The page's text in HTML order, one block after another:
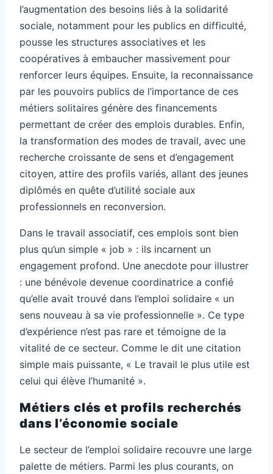
l’augmentation des besoins liés à la solidarité
sociale, notamment pour les publics en difficulté,
pousse les structures associatives et les
coopératives à embaucher massivement pour
renforcer leurs équipes. Ensuite, la reconnaissance
par les pouvoirs publics de l’importance de ces
métiers solitaires génère des financements
permettant de créer des emplois durables. Enfin,
la transformation des modes de travail, avec une
recherche croissante de sens et d’engagement
citoyen, attire des profils variés, allant des jeunes
diplômés en quête d’utilité sociale aux
professionnels en reconversion.
Dans le travail associatif, ces emplois sont bien
plus qu’un simple « job » : ils incarnent un
engagement profond. Une anecdote pour illustrer
: une bénévole devenue coordinatrice a confié
qu’elle avait trouvé dans l’emploi solidaire « un
sens nouveau à sa vie professionnelle ». Ce type
d’expérience n’est pas rare et témoigne de la
vitalité de ce secteur. Comme le dit une citation
simple mais puissante, « Le travail le plus utile est
celui qui élève l’humanité ».
Métiers clés et profils recherchés
dans l’économie sociale
Le secteur de l’emploi solidaire recouvre une large
palette de métiers. Parmi les plus courants, on